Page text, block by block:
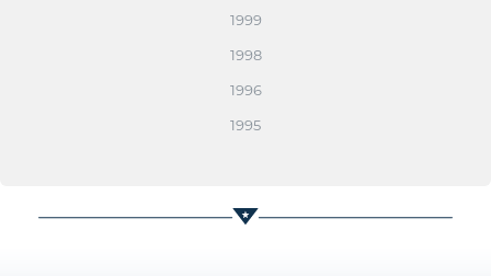
1999
1998
1996
1995